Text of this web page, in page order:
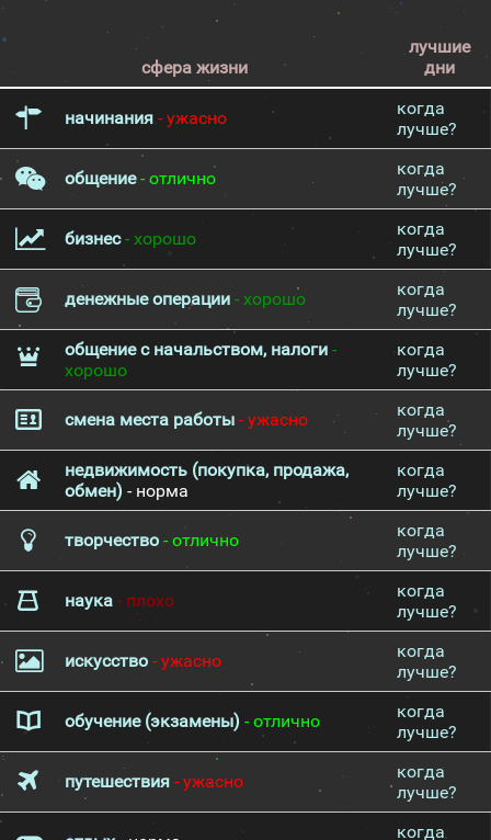
сфера жизни
лучшие
дни
начинания- ужасно
когда
лучше?
общение- отлично
когда
лучше?
бизнес- хорошо
когда
лучше?
денежные операции - хорошо
когда
лучше?
общение с начальством, налоги -
хорошо
когда
лучше?
смена места работы - ужасно
когда
лучше?
недвижимость (покупка, продажа,
обмен) - норма
когда
лучше?
творчество - отлично
когда
лучше?
наука - плохо
когда
лучше?
искусство - ужасно
когда
лучше?
обучение (экзамены) - отлично
когда
лучше?
путешествия - ужасно
когда
лучше?
когда